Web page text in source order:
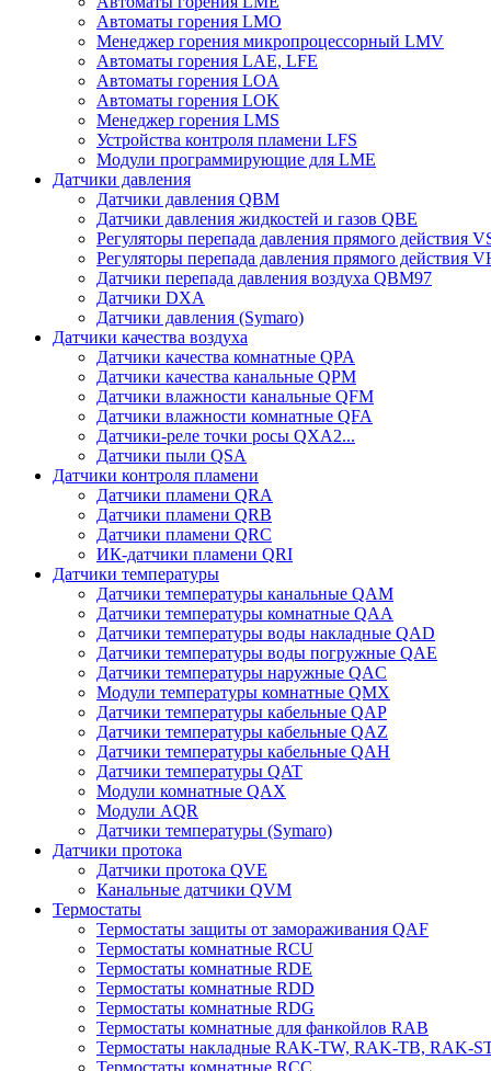
Автоматы горения LMO
Менеджер горения микропроцессорный LMV
Автоматы горения LAE, LFE
Автоматы горения LOA
Автоматы горения LOK
Менеджер горения LMS
Устройства контроля пламени LFS
Модули программирующие для LME
Датчики давления
Датчики давления QBM
Датчики давления жидкостей и газов QBE
Регуляторы перепада давления прямого действия
Регуляторы перепада давления прямого действия
Датчики перепада давления воздуха QBM97
Датчики DXA
Датчики давления (Symaro)
Датчики качества воздуха
Датчики качества комнатные QPA
Датчики качества канальные QPM
Датчики влажности канальные QFM
Датчики влажности комнатные QFA
Датчики-реле точки росы QXA2...
Датчики пыли QSA
Датчики контроля пламени
Датчики пламени QRA
Датчики пламени QRB
Датчики пламени QRC
ИК-датчики пламени QRI
Датчики температуры
Датчики температуры канальные QAM
Датчики температуры комнатные QAA
Датчики температуры воды накладные QAD
Датчики температуры воды погружные QAE
Датчики температуры наружные QAC
Модули температуры комнатные QMX
Датчики температуры кабельные QAP
Датчики температуры кабельные QAZ
Датчики температуры кабельные QAH
Датчики температуры QAT
Модули комнатные QAX
Модули AQR
Датчики температуры (Symaro)
Датчики протока
Датчики протока QVE
Канальные датчики QVM
Термостаты
Термостаты защиты от замораживания QAF
Термостаты комнатные RCU
Термостаты комнатные RDE
Термостаты комнатные RDD
Термостаты комнатные RDG
Термостаты комнатные для фанкойлов RAB
Термостаты накладные RAK-TW, RAK-TB, RAK-
Термостаты комнатные RCC